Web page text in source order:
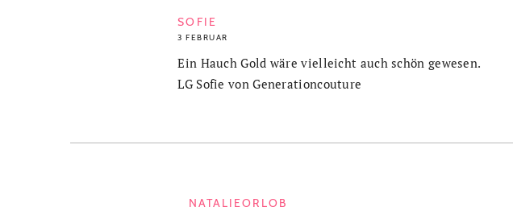
SOFIE
3 FEBRUAR
Ein Hauch Gold wäre vielleicht auch schön gewesen.
LG Sofie von Generationcouture
NATALIEORLOB